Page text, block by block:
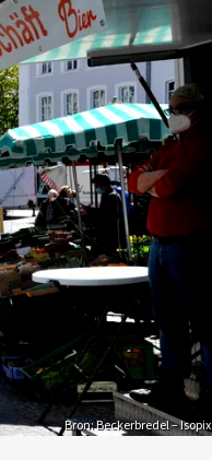
Bron: Beckerbredel – Isopix